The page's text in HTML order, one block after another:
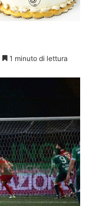
1 minuto di lettura